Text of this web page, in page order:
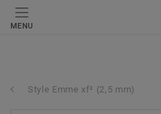
MENU
Style Emme xf² (2,5 mm)